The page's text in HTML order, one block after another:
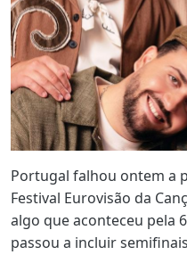
Portugal falhou ontem a
Festival Eurovisão da
algo que aconteceu pela
passou a incluir